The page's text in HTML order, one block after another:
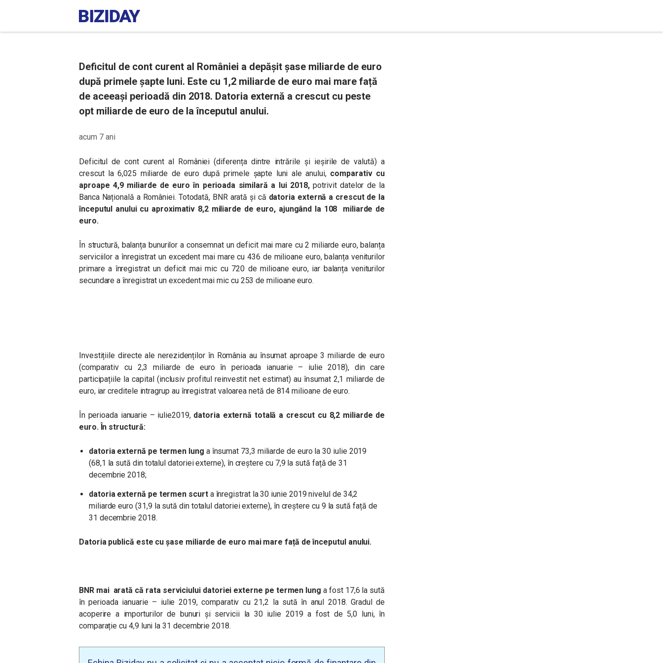
Deficitul de cont curent al României a depășit șase miliarde de euro
după primele șapte luni. Este cu 1,2 miliarde de euro mai mare față
de aceeași perioadă din 2018. Datoria externă a crescut cu peste
opt miliarde de euro de la începutul anului.
acum 7 ani
Deficitul de cont curent al României (diferența dintre intrările și ieșirile de valută) a
crescut la 6,025 miliarde de euro după primele șapte luni ale anului, comparativ cu
aproape 4,9 miliarde de euro în perioada similară a lui 2018,potrivit datelor de la
Banca Națională a României. Totodată, BNR arată și că datoria externă a crescut de la
începutul anului cu aproximativ 8,2 miliarde de euro, ajungând la 108 miliarde de
euro.
În structură, balanța bunurilor a consemnat un deficit mai mare cu 2 miliarde euro, balanța
serviciilor a înregistrat un excedent mai mare cu 436 de milioane euro, balanța veniturilor
primare a înregistrat un deficit mai mic cu 720 de milioane euro, iar balanța veniturilor
secundare a înregistrat un excedent mai mic cu 253 de milioane euro.
Investițiile directe ale nerezidenților în România au însumat aproape 3 miliarde de euro
(comparativ cu 2,3 miliarde de euro în perioada ianuarie – iulie 2018), din care
participațiile la capital (inclusiv profitul reinvestit net estimat) au însumat 2,1 miliarde de
euro, iar creditele intragrup au înregistrat valoarea netă de 814 milioane de euro.
În perioada ianuarie – iulie2019, datoria externă totală a crescut cu 8,2 miliarde de
euro. În structură:
datoria externă pe termen lung a însumat 73,3 miliarde de eurola 30 iulie 2019
(68,1 la sută din totalul datoriei externe), în creștere cu 7,9 la sută față de 31
decembrie 2018;
datoria externă pe termen scurta înregistrat la 30 iunie 2019 nivelul de 34,2
miliarde euro (31,9 la sută din totalul datoriei externe), în creștere cu 9 la sută față de
31 decembrie 2018.
Datoria publică este cu șase miliarde de euro mai mare față de începutul anului.
BNR mai arată că rata serviciului datoriei externe pe termen lung a fost 17,6 la sută
în perioada ianuarie – iulie 2019, comparativ cu 21,2 la sută în anul 2018. Gradul de
acoperire a importurilor de bunuri și servicii la 30 iulie 2019 a fost de 5,0 luni, în
comparație cu 4,9 luni la 31 decembrie 2018.